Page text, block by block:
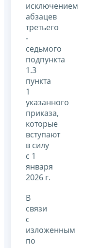
исключением
абзацев
третьего
-
седьмого
подпункта
1.3
пункта
1
указанного
приказа,
которые
вступают
в силу
с 1
января
2026 г.
В
связи
с
изложенным
по